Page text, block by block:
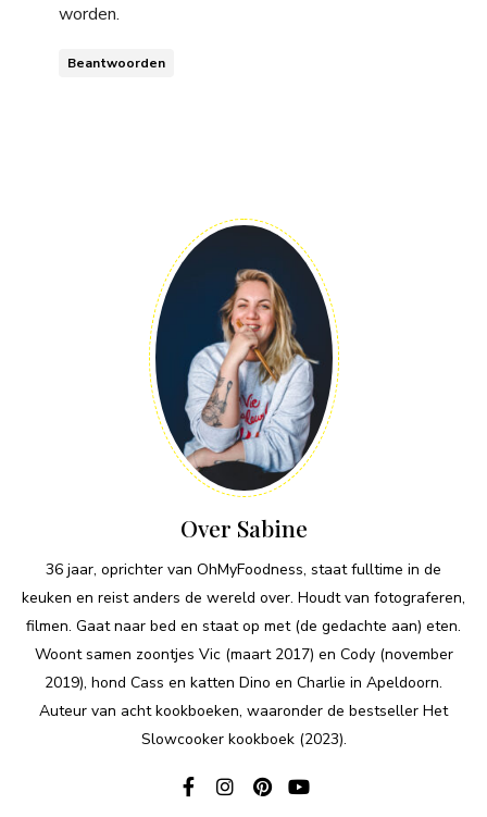
worden.
Beantwoorden
Over Sabine
36 jaar, oprichter van OhMyFoodness, staat fulltime in de
keuken en reist anders de wereld over. Houdt van fotograferen,
filmen. Gaat naar bed en staat op met (de gedachte aan) eten.
Woont samen zoontjes Vic (maart 2017) en Cody (november
2019), hond Cass en katten Dino en Charlie in Apeldoorn.
Auteur van acht kookboeken, waaronder de bestseller Het
Slowcooker kookboek (2023).